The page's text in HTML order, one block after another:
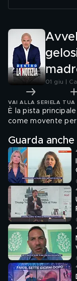
01 giu |
VAI ALLA SERIE LA TUA
È la pista
come movente
Guarda anche